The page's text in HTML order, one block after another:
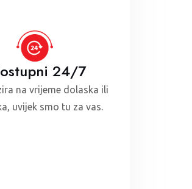
24/7
na vrijeme dolaska ili
uvijek smo tu za vas.